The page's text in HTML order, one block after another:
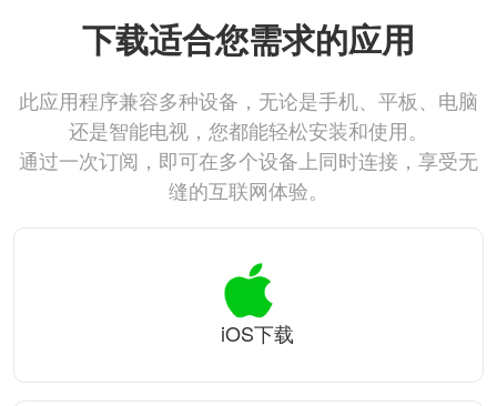
下载适合您需求的应用
此应用程序兼容多种设备，无论是手机、平板、电脑
还是智能电视，您都能轻松安装和使用。
通过一次订阅，即可在多个设备上同时连接，享受无
缝的互联网体验。
iOS下载